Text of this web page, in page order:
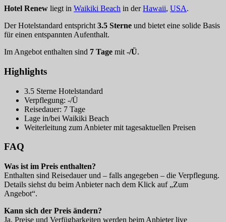
Hotel Renew liegt in Waikiki Beach in derHawaii, USA.
Der Hotelstandard entspricht 3.5 Sterne und bietet eine solide Basis
für einen entspannten Aufenthalt.
Im Angebot enthalten sind 7 Tage mit -/Ü.
Highlights
3.5 Sterne Hotelstandard
Verpflegung: -/Ü
Reisedauer: 7 Tage
Lage in/bei Waikiki Beach
Weiterleitung zum Anbieter mit tagesaktuellen Preisen
FAQ
Was ist im Preis enthalten?
Enthalten sind Reisedauer und – falls angegeben – die Verpflegung.
Details siehst du beim Anbieter nach dem Klick auf „Zum
Angebot“.
Kann sich der Preis ändern?
Ja. Preise und Verfügbarkeiten werden beim Anbieter live